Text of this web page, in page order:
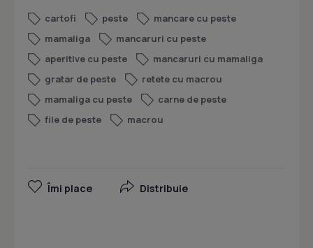
cartofi peste
mancare cu peste
mamaliga
mancaruri cu peste
aperitive cu peste
mancaruri cu mamaliga
gratar de peste
retete cu macrou
mamaliga cu peste
carne de peste
file de peste
macrou
Îmi place Distribuie